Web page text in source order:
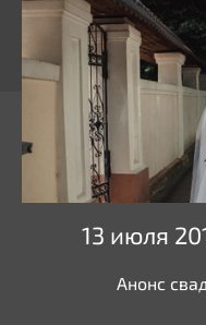
13 июля
Анонс